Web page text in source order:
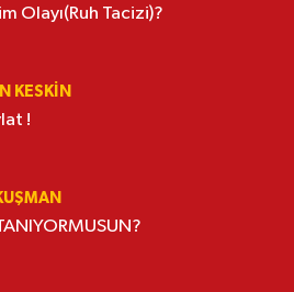
Olayı(Ruh Tacizi)?
KESKİN
!